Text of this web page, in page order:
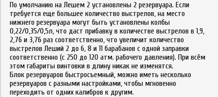
По умолчанию на Лешем 2 установлены 2 резервуара. Если
требуется еще большее количество выстрелов, на место
нижнего резервуара могут быть установлены колбы
0,22/0,35/0,5л, что даст прибавку в количестве выстрелов в 1,9,
2,76 и 3,76 раз соответственно, что увеличит количество
выстрелов Леший 2 до 6, 8 и 11 барабанов с одной заправки
соответственно (с 250 до 120 атм. рабочего давления). При всём
этом габариты винтовки в длину никак не изменятся.
Блок резервуаров быстросъемный, можно иметь несколько
резервуаров с разными настройками, чтобы мгновенно
переходить от одних калибров к другим.